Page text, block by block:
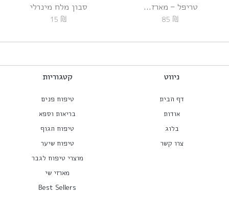
טריפל – מארז...
85 ₪
סבון מלח מינרלי
15 ₪
ניווט
דף הבית
אודות
בלוג
צרו קשר
קטגוריות
טיפוח פנים
בריאות וספא
טיפוח הגוף
טיפוח שיער
מוצרי טיפוח לגבר
מארזי שי
Best Sellers